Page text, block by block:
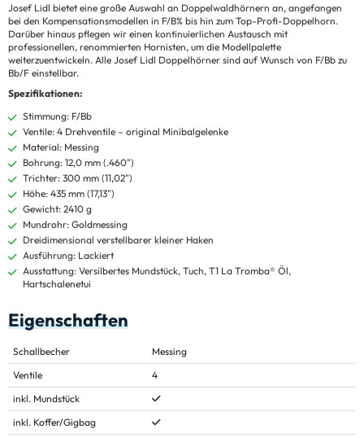
Josef Lidl bietet eine große Auswahl an Doppelwaldhörnern an, angefangen
bei den Kompensationsmodellen in F/B% bis hin zum Top-Profi-Doppelhorn.
Darüber hinaus pflegen wir einen kontinuierlichen Austausch mit
professionellen, renommierten Hornisten, um die Modellpalette
weiterzuentwickeln. Alle Josef Lidl Doppelhörner sind auf Wunsch von F/Bb zu
Bb/F einstellbar.
Spezifikationen:
Stimmung: F/Bb
Ventile: 4 Drehventile – original Minibalgelenke
Material: Messing
Bohrung: 12,0 mm (.460")
Trichter: 300 mm (11,02")
Höhe: 435 mm (17,13")
Gewicht: 2410 g
Mundrohr: Goldmessing
Dreidimensional verstellbarer kleiner Haken
Ausführung: Lackiert
Ausstattung: Versilbertes Mundstück, Tuch, T1 La Tromba® Öl,
Hartschalenetui
Eigenschaften
Schallbecher
Messing
Ventile
4
inkl. Mundstück
inkl. Koffer/Gigbag